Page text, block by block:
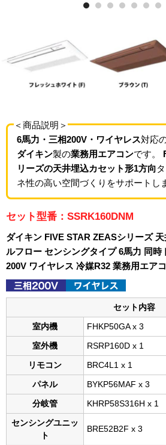
＜商品説明＞
6馬力・三相200V・ワイヤレス対応
ダイキン製の業務用エアコンです。
リーズの天井埋込カセット形1方向
ネ性の高い空間づくりをサポートし
セット型番：SSRK160DNM
ダイキン FIVE STAR ZEASシリーズ
ルフロー センシングタイプ 6馬力 同時
200V ワイヤレス 冷媒R32 業務用エア
セット内容
室内機 FHKP50GA x 3
室外機 RSRP160D x 1
リモコン BRC4L1 x 1
パネル BYKP56MAF x 3
分岐管 KHRP58S316H x 1
センシングユニッ
ト
BRE52B2F x 3